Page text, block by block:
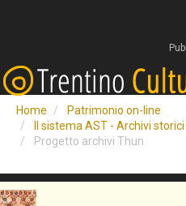
Home
Patrimonio on-line
Il sistema AST - Archivi
Progetto archivi Thun